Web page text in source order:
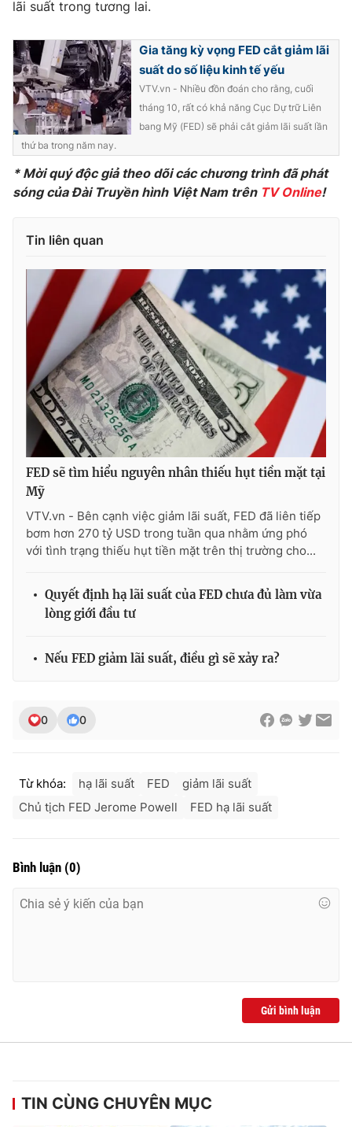
Ðiện thoại Thời báo VTV:024.66 897 897
Liên hệ quảng cáo:024-7300.7108
® Cấm sao chép dưới mọi hình thức nếu không có sự chấp
thuận bằng văn bản. Ghi rõ nguồn VTV.vn khi phát hành lại
thông tin từ website này.
lãi suất trong tương lai.
Gia tăng kỳ vọng FED cắt giảm lãi
suất do số liệu kinh tế yếu
VTV.vn - Nhiều đồn đoán cho rằng, cuối
tháng 10, rất có khả năng Cục Dự trữ Liên
bang Mỹ (FED) sẽ phải cắt giảm lãi suất lần
thứ ba trong năm nay.
* Mời quý độc giả theo dõi các chương trình đã phát
sóng của Đài Truyền hình Việt Nam trên TV Online!
Tin liên quan
FED sẽ tìm hiểu nguyên nhân thiếu hụt tiền mặt tại
Mỹ
VTV.vn - Bên cạnh việc giảm lãi suất, FED đã liên tiếp
bơm hơn 270 tỷ USD trong tuần qua nhằm ứng phó
với tình trạng thiếu hụt tiền mặt trên thị trường cho...
Quyết định hạ lãi suất của FED chưa đủ làm vừa
lòng giới đầu tư
Nếu FED giảm lãi suất, điều gì sẽ xảy ra?
0 0
Từ khóa: hạ lãi suất FED
giảm lãi suất
Chủ tịch FED Jerome Powell
FED hạ lãi suất
Bình luận (0)
Gửi bình luận
TIN CÙNG CHUYÊN MỤC